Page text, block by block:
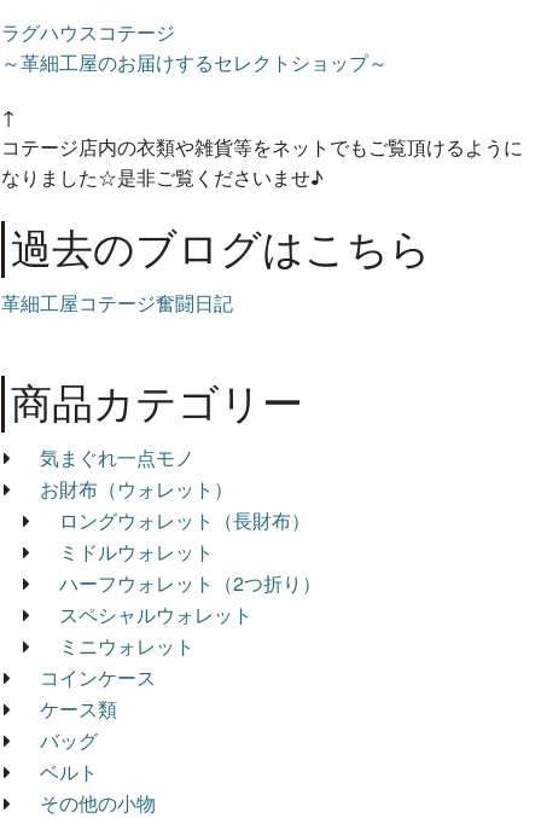
ラグハウスコテージ
～革細工屋のお届けするセレクトショップ～
↑
コテージ店内の衣類や雑貨等をネットでもご覧頂けるように
なりました☆是非ご覧くださいませ♪
過去のブログはこちら
革細工屋コテージ奮闘日記
商品カテゴリー
気まぐれ一点モノ
お財布（ウォレット）
ロングウォレット（長財布）
ミドルウォレット
ハーフウォレット（2つ折り）
スペシャルウォレット
ミニウォレット
コインケース
ケース類
バッグ
ベルト
その他の小物